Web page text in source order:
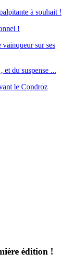
à souhait !
!
sur ses
et du suspense ...
le Condroz
édition !